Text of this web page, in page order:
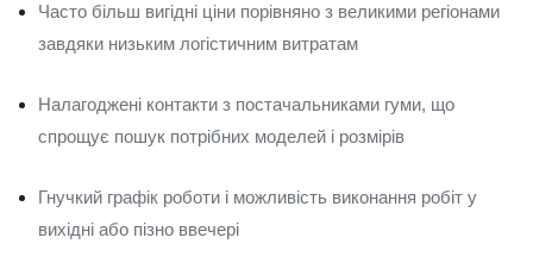
Часто більш вигідні ціни порівняно з великими регіонами
завдяки низьким логістичним витратам
Налагоджені контакти з постачальниками гуми, що
спрощує пошук потрібних моделей і розмірів
Гнучкий графік роботи і можливість виконання робіт у
вихідні або пізно ввечері